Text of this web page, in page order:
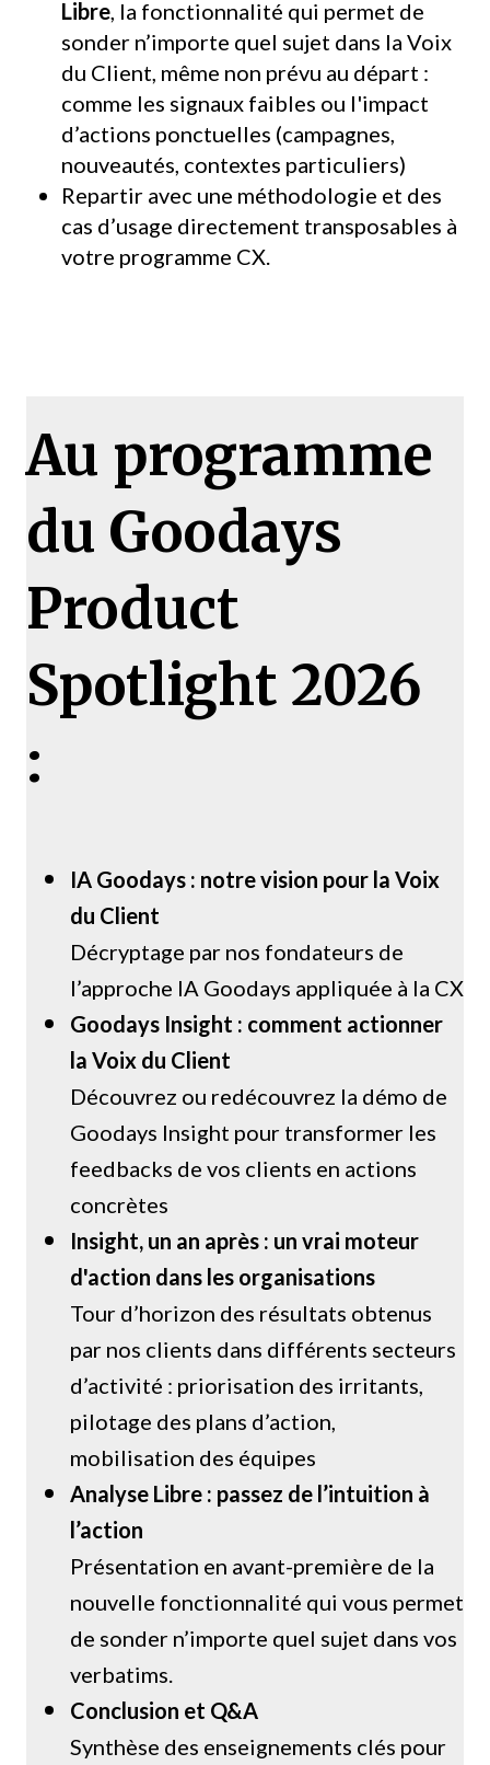
Libre, la fonctionnalité qui permet de
sonder n’importe quel sujet dans la Voix
du Client, même non prévu au départ :
comme les signaux faibles ou l'impact
d’actions ponctuelles (campagnes,
nouveautés, contextes particuliers)
Repartir avec une méthodologie et des
cas d’usage directement transposables à
votre programme CX.
Au programme
du Goodays
Product
Spotlight 2026
:
IA Goodays : notrevision pour la Voix
du Client
Décryptage par nos fondateurs de
l’approche IA Goodays appliquée à la CX
Goodays Insight : comment actionner
la Voix du Client
Découvrez ou redécouvrez la démo de
Goodays Insight pour transformer les
feedbacks de vos clients en actions
concrètes
Insight, un an après : un vrai moteur
d'action dans les organisations
Tour d’horizon des résultats obtenus
par nos clients dans différents secteurs
d’activité : priorisation des irritants,
pilotage des plans d’action,
mobilisation des équipes
Analyse Libre : passez de l’intuition à
l’action
Présentation en avant-première de la
nouvelle fonctionnalité qui vous permet
de sonder n’importe quel sujet dans vos
verbatims.
Conclusion et Q&A
Synthèse des enseignements clés pour